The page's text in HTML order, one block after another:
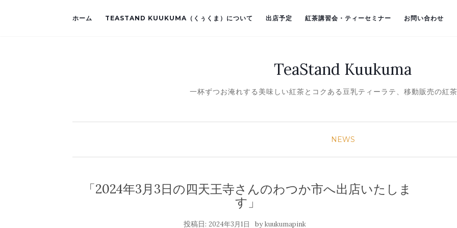
ホーム TEASTAND KUUKUMA（くぅくま）について 出店予定 紅茶講習会・ティーセミナー お問い合わせ
TeaStand Kuukuma
一杯ずつお淹れする美味しい紅茶とコクある豆乳ティーラテ、移動販売の紅
NEWS
「2024年3月3日の四天王寺さんのわつか市へ出店いたしま
す」
投稿日:2024年3月1日 bykuukumapink